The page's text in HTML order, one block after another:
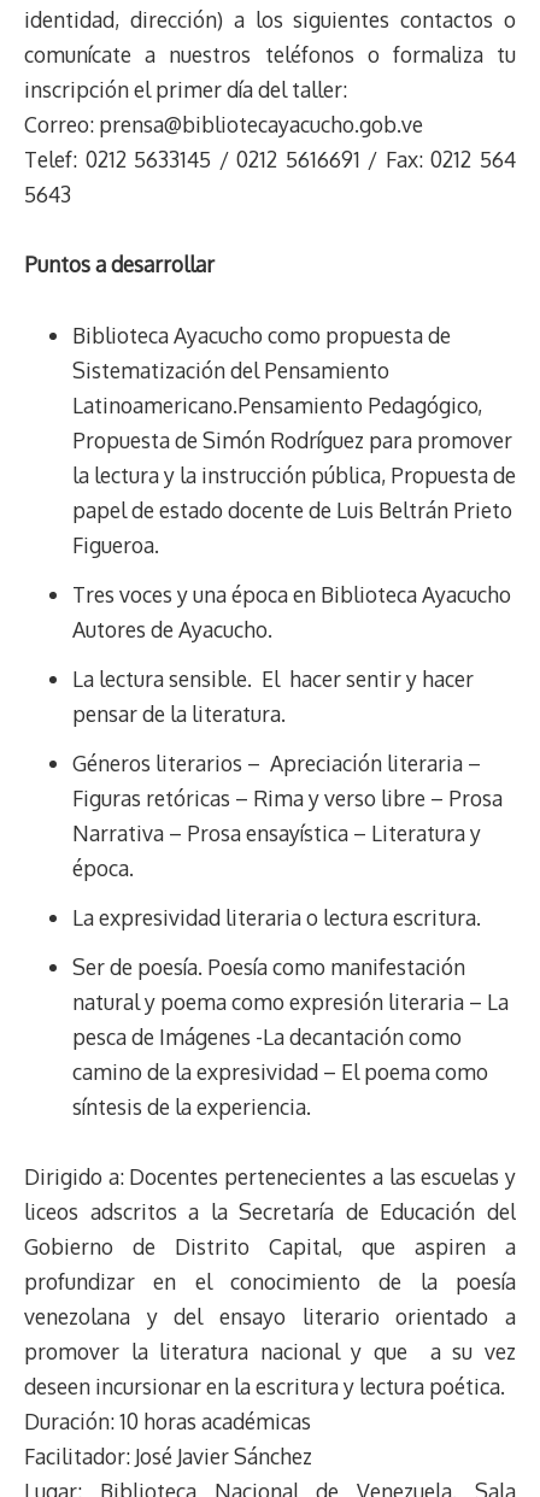
identidad, dirección) a los siguientes contactos o
comunícate a nuestros teléfonos o formaliza tu
inscripción el primer día del taller:
Correo: prensa@bibliotecayacucho.gob.ve
Telef: 0212 5633145 / 0212 5616691 / Fax: 0212 564
5643
Puntos a desarrollar
Biblioteca Ayacucho como propuesta de
Sistematización del Pensamiento
Latinoamericano.Pensamiento Pedagógico,
Propuesta de Simón Rodríguez para promover
la lectura y la instrucción pública, Propuesta de
papel de estado docente de Luis Beltrán Prieto
Figueroa.
Tres voces y una época en Biblioteca Ayacucho
Autores de Ayacucho.
La lectura sensible. El hacer sentir y hacer
pensar de la literatura.
Géneros literarios – Apreciación literaria –
Figuras retóricas – Rima y verso libre – Prosa
Narrativa – Prosa ensayística – Literatura y
época.
La expresividad literaria o lectura escritura.
Ser de poesía. Poesía como manifestación
natural y poema como expresión literaria – La
pesca de Imágenes -La decantación como
camino de la expresividad – El poema como
síntesis de la experiencia.
Dirigido a: Docentes pertenecientes a las escuelas y
liceos adscritos a la Secretaría de Educación del
Gobierno de Distrito Capital, que aspiren a
profundizar en el conocimiento de la poesía
venezolana y del ensayo literario orientado a
promover la literatura nacional y que a su vez
deseen incursionar en la escritura y lectura poética.
Duración: 10 horas académicas
Facilitador: José Javier Sánchez
Lugar: Biblioteca Nacional de Venezuela. Sala